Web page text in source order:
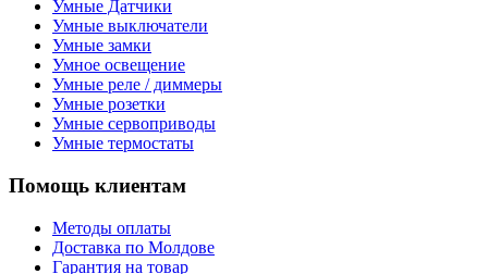
Умные Датчики
Умные выключатели
Умные замки
Умное освещение
Умные реле / диммеры
Умные розетки
Умные сервоприводы
Умные термостаты
Помощь клиентам
Методы оплаты
Доставка по Молдове
Гарантия на товар